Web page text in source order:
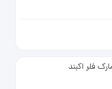
فلر اکبند